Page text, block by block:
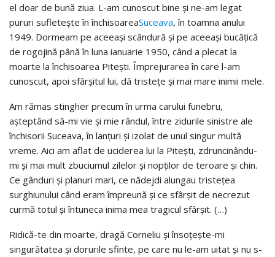
el doar de bună ziua. L-am cunoscut bine și ne-am legat
pururi sufletește în închisoareaSuceava, în toamna anului
1949. Dormeam pe aceeași scândură și pe aceeași bucățică
de rogojină până în luna ianuarie 1950, când a plecat la
moarte la închisoarea Pitești. Împrejurarea în care l-am
cunoscut, apoi sfârșitul lui, dă tristețe și mai mare inimii mele.
Am rămas stingher precum în urma carului funebru,
așteptând să-mi vie și mie rândul, între zidurile sinistre ale
închisorii Suceava, în lanțuri și izolat de unul singur multă
vreme. Aici am aflat de uciderea lui la Pitești, zdruncinându-
mi și mai mult zbuciumul zilelor și nopților de teroare și chin.
Ce gânduri și planuri mari, ce nădejdi alungau tristețea
surghiunului când eram împreună și ce sfârșit de necrezut
curmă totul și întuneca inima mea tragicul sfârșit. (…)
Ridică-te din moarte, dragă Corneliu și însoțește-mi
singurătatea și dorurile sfinte, pe care nu le-am uitat și nu s-